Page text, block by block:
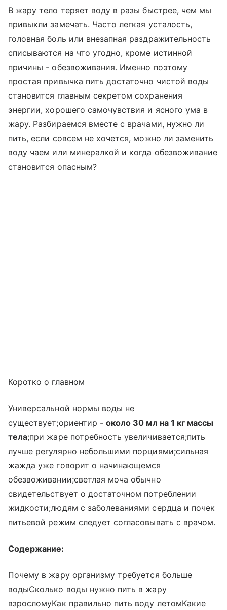
В жару тело теряет воду в разы быстрее, чем мы
привыкли замечать. Часто легкая усталость,
головная боль или внезапная раздражительность
списываются на что угодно, кроме истинной
причины - обезвоживания. Именно поэтому
простая привычка пить достаточно чистой воды
становится главным секретом сохранения
энергии, хорошего самочувствия и ясного ума в
жару. Разбираемся вместе с врачами, нужно ли
пить, если совсем не хочется, можно ли заменить
воду чаем или минералкой и когда обезвоживание
становится опасным?
Коротко о главном
Универсальной нормы воды не
существует;ориентир -около 30 мл на 1 кг массы
тела;при жаре потребность увеличивается;пить
лучше регулярно небольшими порциями;сильная
жажда уже говорит о начинающемся
обезвоживании;светлая моча обычно
свидетельствует о достаточном потреблении
жидкости;людям с заболеваниями сердца и почек
питьевой режим следует согласовывать с врачом.
Содержание:
Почему в жару организму требуется больше
водыСколько воды нужно пить в жару
взросломуКак правильно пить воду летомКакие